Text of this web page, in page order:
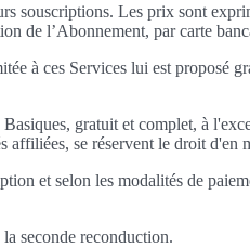
souscriptions. Les prix sont
de l’Abonnement, par carte
à ces Services lui est proposé
gratuit et complet, à
affiliées, se réservent le droit d'en
et selon les modalités de
seconde reconduction.